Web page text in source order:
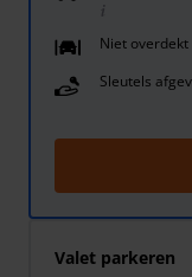
Niet overdekt
Sleutels
Valet parkeren